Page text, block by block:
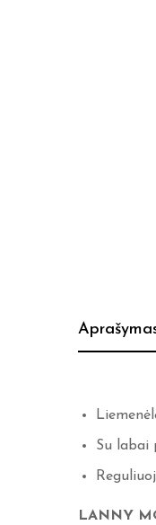
Su labai
LANNY